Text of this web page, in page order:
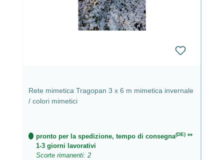
Rete mimetica Tragopan 3 x 6 m mimetica invernale
/ colori mimetici
pronto per la spedizione, tempo di consegna(DE) **
1-3 giorni lavorativi
Scorte rimanenti: 2